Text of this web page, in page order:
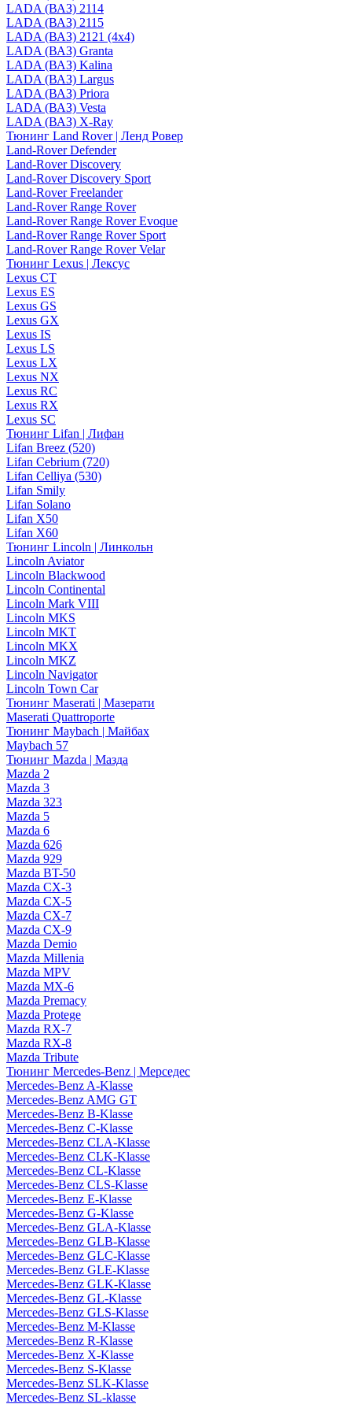
LADA (ВАЗ) 2114
LADA (ВАЗ) 2115
LADA (ВАЗ) 2121 (4x4)
LADA (ВАЗ) Granta
LADA (ВАЗ) Kalina
LADA (ВАЗ) Largus
LADA (ВАЗ) Priora
LADA (ВАЗ) Vesta
LADA (ВАЗ) X-Ray
Тюнинг Land Rover | Ленд Ровер
Land-Rover Defender
Land-Rover Discovery
Land-Rover Discovery Sport
Land-Rover Freelander
Land-Rover Range Rover
Land-Rover Range Rover Evoque
Land-Rover Range Rover Sport
Land-Rover Range Rover Velar
Тюнинг Lexus | Лексус
Lexus CT
Lexus ES
Lexus GS
Lexus GX
Lexus IS
Lexus LS
Lexus LX
Lexus NX
Lexus RC
Lexus RX
Lexus SC
Тюнинг Lifan | Лифан
Lifan Breez (520)
Lifan Cebrium (720)
Lifan Celliya (530)
Lifan Smily
Lifan Solano
Lifan X50
Lifan X60
Тюнинг Lincoln | Линкольн
Lincoln Aviator
Lincoln Blackwood
Lincoln Continental
Lincoln Mark VIII
Lincoln MKS
Lincoln MKT
Lincoln MKX
Lincoln MKZ
Lincoln Navigator
Lincoln Town Car
Тюнинг Maserati | Мазерати
Maserati Quattroporte
Тюнинг Maybach | Майбах
Maybach 57
Тюнинг Mazda | Мазда
Mazda 2
Mazda 3
Mazda 323
Mazda 5
Mazda 6
Mazda 626
Mazda 929
Mazda BT-50
Mazda CX-3
Mazda CX-5
Mazda CX-7
Mazda CX-9
Mazda Demio
Mazda Millenia
Mazda MPV
Mazda MX-6
Mazda Premacy
Mazda Protege
Mazda RX-7
Mazda RX-8
Mazda Tribute
Тюнинг Mercedes-Benz | Мерседес
Mercedes-Benz A-Klasse
Mercedes-Benz AMG GT
Mercedes-Benz B-Klasse
Mercedes-Benz C-Klasse
Mercedes-Benz CLA-Klasse
Mercedes-Benz CLK-Klasse
Mercedes-Benz CL-Klasse
Mercedes-Benz CLS-Klasse
Mercedes-Benz E-Klasse
Mercedes-Benz G-Klasse
Mercedes-Benz GLA-Klasse
Mercedes-Benz GLB-Klasse
Mercedes-Benz GLC-Klasse
Mercedes-Benz GLE-Klasse
Mercedes-Benz GLK-Klasse
Mercedes-Benz GL-Klasse
Mercedes-Benz GLS-Klasse
Mercedes-Benz M-Klasse
Mercedes-Benz R-Klasse
Mercedes-Benz X-Klasse
Mercedes-Benz S-Klasse
Mercedes-Benz SLK-Klasse
Mercedes-Benz SL-klasse